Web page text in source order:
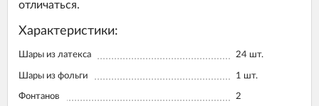
отличаться.
Характеристики:
Шары из латекса 24 шт.
Шары из фольги 1 шт.
Фонтанов 2